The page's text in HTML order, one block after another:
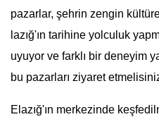
pazarlar, şehrin zengin
lazığ'ın tarihine yolculuk
uyuyor ve farklı bir deneyim
bu pazarları ziyaret
Elazığ'ın merkezinde